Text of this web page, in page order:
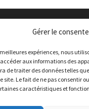
Gérer le
expériences, nous
aux informations des
de traiter des données telles
site. Le fait de ne pas consentir
caractéristiques et